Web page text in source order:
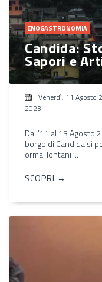
ENOGASTRONOMIA
Candida:
Sapori e
Venerdì, 11 Agosto
2023
Dall’11 al 13 Agosto
borgo di Candida si
ormai lontani ...
SCOPRI →